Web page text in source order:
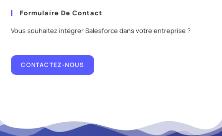
Formulaire De Contact
Vous souhaitez intégrer Salesforce dans votre entreprise ?
CONTACTEZ-NOUS